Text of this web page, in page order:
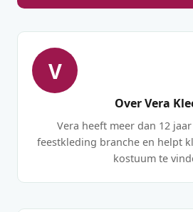
V
Over Vera
Vera heeft meer dan 12
feestkleding branche en helpt
kostuum te